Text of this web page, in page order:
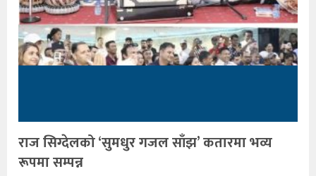
राज सिग्देलको ‘सुमधुर गजल साँझ’ कतारमा भव्य
रूपमा सम्पन्न